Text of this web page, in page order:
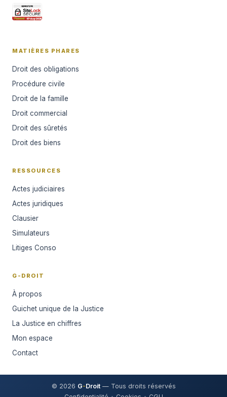
MATIÈRES PHARES
Droit des obligations
Procédure civile
Droit de la famille
Droit commercial
Droit des sûretés
Droit des biens
RESSOURCES
Actes judiciaires
Actes juridiques
Clausier
Simulateurs
Litiges Conso
G-DROIT
À propos
Guichet unique de la Justice
La Justice en chiffres
Mon espace
Contact
© 2026 G-Droit— Tous droits réservés